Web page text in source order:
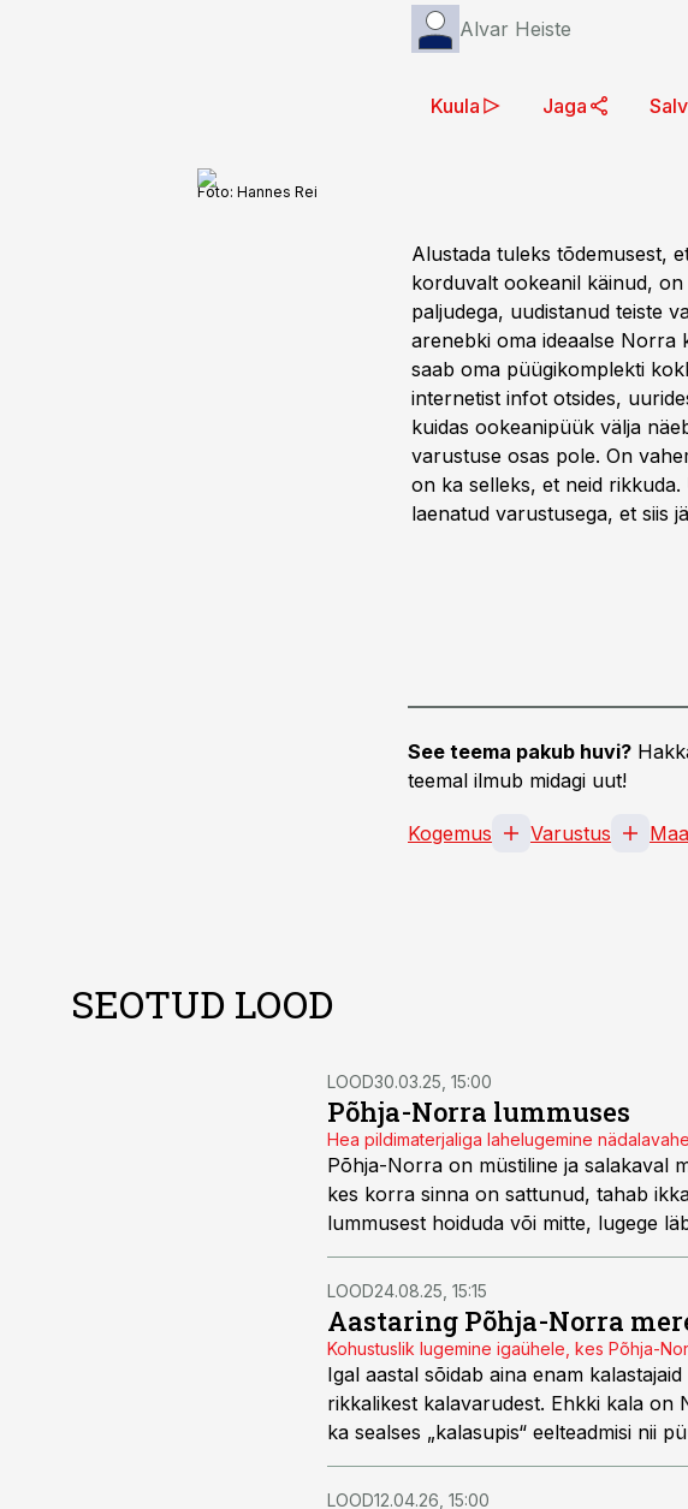
Alvar Heiste
Kuula Jaga
Foto: Hannes Rei
Alustada tuleks tõdemusest,
korduvalt ookeanil käinud,
paljudega, uudistanud teiste
arenebki oma ideaalse Norra
saab oma püügikomplekti
internetist infot otsides,
kuidas ookeanipüük välja
varustuse osas pole. On
on ka selleks, et neid
laenatud varustusega, et siis
See teema pakub huvi?
teemal ilmub midagi uut!
Kogemus Varustus
SEOTUD LOOD
LOOD30.03.25, 15:00
Põhja-Norra lummuses
Hea pildimaterjaliga lahelugemine
Põhja-Norra on müstiline ja salakaval
kes korra sinna on sattunud, tahab
lummusest hoiduda või mitte, lugege
LOOD24.08.25, 15:15
Aastaring Põhja-Norra
Kohustuslik lugemine igaühele, kes Põhja-
Igal aastal sõidab aina enam
rikkalikest kalavarudest. Ehkki kala
ka sealses „kalasupis“ eelteadmisi nii
Alljärgnev tekst põhineb dr Ole-Petter
Raplamaal oktoobris 2011 ning räägib
LOOD12.04.26, 15:00